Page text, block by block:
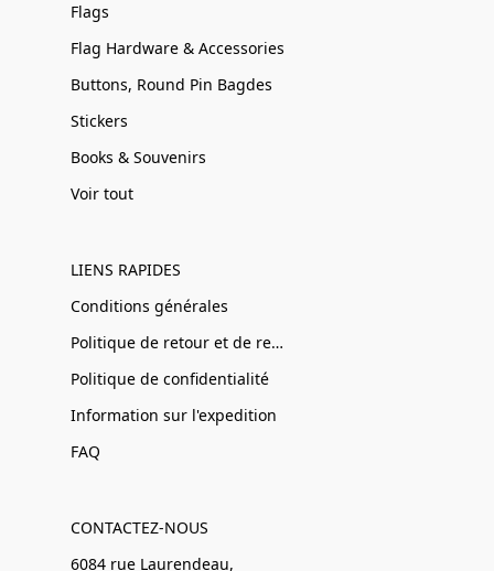
Flags
Flag Hardware & Accessories
Buttons, Round Pin Bagdes
Stickers
Books & Souvenirs
Voir tout
LIENS RAPIDES
Conditions générales
Politique de retour et de remboursement
Politique de confidentialité
Information sur l'expedition
FAQ
CONTACTEZ-NOUS
6084 rue Laurendeau,